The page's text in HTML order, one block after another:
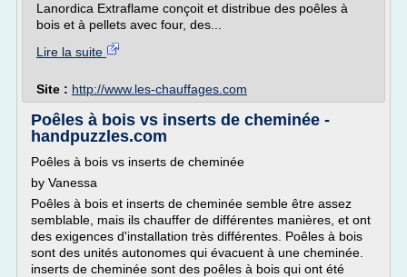
Lanordica Extraflame conçoit et distribue des poêles à
bois et à pellets avec four, des...
Lire la suite
Site : http://www.les-chauffages.com
Poêles à bois vs inserts de cheminée -
handpuzzles.com
Poêles à bois vs inserts de cheminée
by Vanessa
Poêles à bois et inserts de cheminée semble être assez
semblable, mais ils chauffer de différentes manières, et ont
des exigences d'installation très différentes. Poêles à bois
sont des unités autonomes qui évacuent à une cheminée.
inserts de cheminée sont des poêles à bois qui ont été